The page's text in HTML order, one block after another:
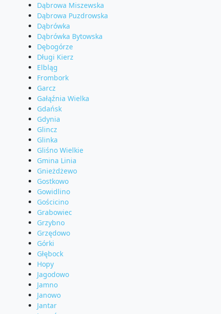
Dąbrowa Miszewska
Dąbrowa Puzdrowska
Dąbrówka
Dąbrówka Bytowska
Dębogórze
Długi Kierz
Elbląg
Frombork
Garcz
Gałąźnia Wielka
Gdańsk
Gdynia
Glincz
Glinka
Gliśno Wielkie
Gmina Linia
Gnieżdżewo
Gostkowo
Gowidlino
Gościcino
Grabowiec
Grzybno
Grzędowo
Górki
Głębock
Hopy
Jagodowo
Jamno
Janowo
Jantar